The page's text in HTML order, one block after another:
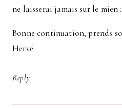
ne laisserai jamais sur le mien
Bonne continuation, prends
Hervé
Reply